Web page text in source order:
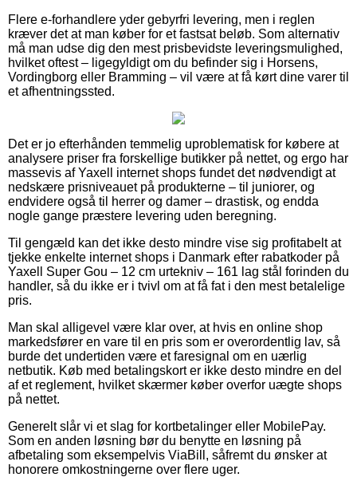
Flere e-forhandlere yder gebyrfri levering, men i reglen
kræver det at man køber for et fastsat beløb. Som alternativ
må man udse dig den mest prisbevidste leveringsmulighed,
hvilket oftest – ligegyldigt om du befinder sig i Horsens,
Vordingborg eller Bramming – vil være at få kørt dine varer til
et afhentningssted.
Det er jo efterhånden temmelig uproblematisk for købere at
analysere priser fra forskellige butikker på nettet, og ergo har
massevis af Yaxell internet shops fundet det nødvendigt at
nedskære prisniveauet på produkterne – til juniorer, og
endvidere også til herrer og damer – drastisk, og endda
nogle gange præstere levering uden beregning.
Til gengæld kan det ikke desto mindre vise sig profitabelt at
tjekke enkelte internet shops i Danmark efter rabatkoder på
Yaxell Super Gou – 12 cm urtekniv – 161 lag stål forinden du
handler, så du ikke er i tvivl om at få fat i den mest betalelige
pris.
Man skal alligevel være klar over, at hvis en online shop
markedsfører en vare til en pris som er overordentlig lav, så
burde det undertiden være et faresignal om en uærlig
netbutik. Køb med betalingskort er ikke desto mindre en del
af et reglement, hvilket skærmer køber overfor uægte shops
på nettet.
Generelt slår vi et slag for kortbetalinger eller MobilePay.
Som en anden løsning bør du benytte en løsning på
afbetaling som eksempelvis ViaBill, såfremt du ønsker at
honorere omkostningerne over flere uger.